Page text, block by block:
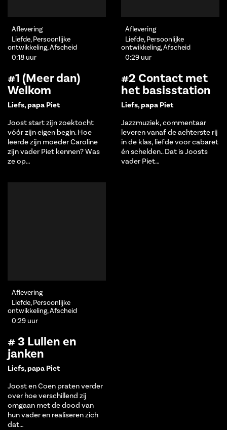
Aflevering
Liefde, Persoonlijke
ontwikkeling, Afscheid
0:18 uur
#1 (Meer dan)
Welkom
Liefs, papa Piet
Joost start zijn zoektocht
vóór zijn eigen begin. Hoe
leerde zijn moeder Caroline
zijn vader Piet kennen? Was
ze op…
Aflevering
Liefde, Persoonlijke
ontwikkeling, Afscheid
0:29 uur
#2 Contact met
het basisstation
Liefs, papa Piet
Jazzmuziek, commentaar
leveren vanaf de achterste rij
in de klas, liefde voor cabaret
én schelden.. Dat is Joosts
vader Piet…
Aflevering
Liefde, Persoonlijke
ontwikkeling, Afscheid
0:29 uur
# 3 Lullen en
janken
Liefs, papa Piet
Joost en Coen praten verder
over hoe verschillend zij
omgaan met de dood van
hun vader en realiseren zich
dat…